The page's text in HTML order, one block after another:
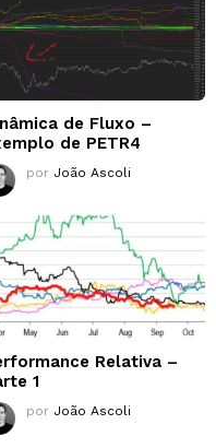
de Fluxo –
de PETR4
por João Ascoli
Relativa –
1
por João Ascoli